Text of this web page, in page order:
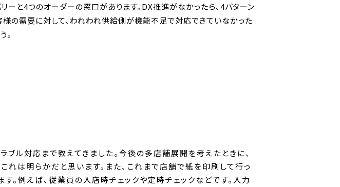
リーと4つのオーダーの窓口があります。DX推進がなかったら、4パターン
様の需要に対して、われわれ供給側が機能不足で対応できていなかった
。
ル対応まで教えてきました。今後の多店舗展開を考えたときに、
は明らかだと思います。また、これまで店舗で紙を印刷して行っ
。例えば、従業員の入店時チェックや定時チェックなどです。入力